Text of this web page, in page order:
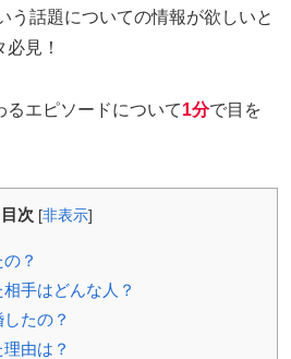
う話題についての情報が欲しいと
見！
エピソードについて1分で目を
目次 [非表示]
？
手はどんな人？
たの？
由は？